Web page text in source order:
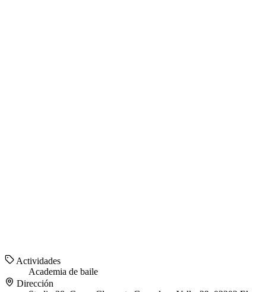
Actividades
Academia de baile
Dirección